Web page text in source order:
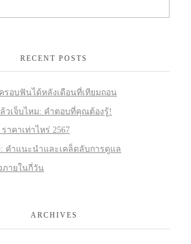
RECENT POSTS
รอบฟันได้หลังเดือนที่เทียมถอน
วเจ็บไหม: คำตอบที่คุณต้องรู้!
าคาเท่าไหร่ 2567
คำแนะนำและเคล็ดลับการดูแล
ภายในกี่วัน
ARCHIVES